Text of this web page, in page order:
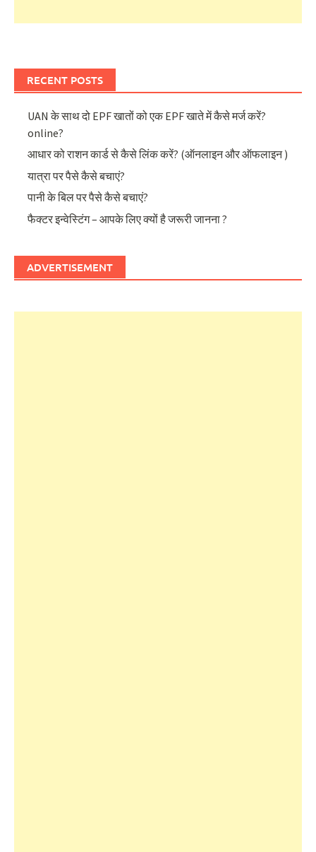
RECENT POSTS
UAN के साथ दो EPF खातों को एक EPF खाते में कैसे मर्ज करें?
online?
आधार को राशन कार्ड से कैसे लिंक करें? (ऑनलाइन और ऑफलाइन )
यात्रा पर पैसे कैसे बचाएं?
पानी के बिल पर पैसे कैसे बचाएं?
फैक्टर इन्वेस्टिंग – आपके लिए क्यों है जरूरी जानना ?
ADVERTISEMENT